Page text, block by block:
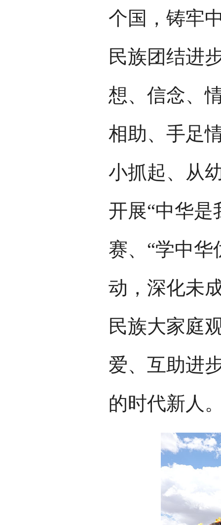
个国，铸牢
民族团结进
想、信念、
相助、手足
小抓起、从
开展“中华是
赛、“学中华
动，深化未
民族大家庭
爱、互助进
的时代新人